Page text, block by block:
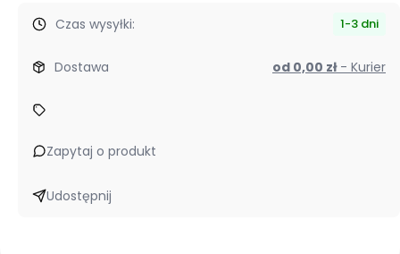
Czas wysyłki: 1-3 dni
Dostawa od 0,00 zł - Kurier
Zapytaj o produkt
Udostępnij